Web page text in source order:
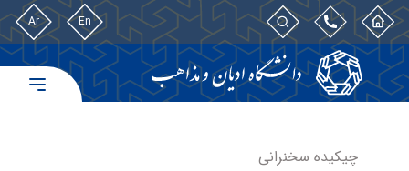
En
Ar
چیکیده سخنرانی